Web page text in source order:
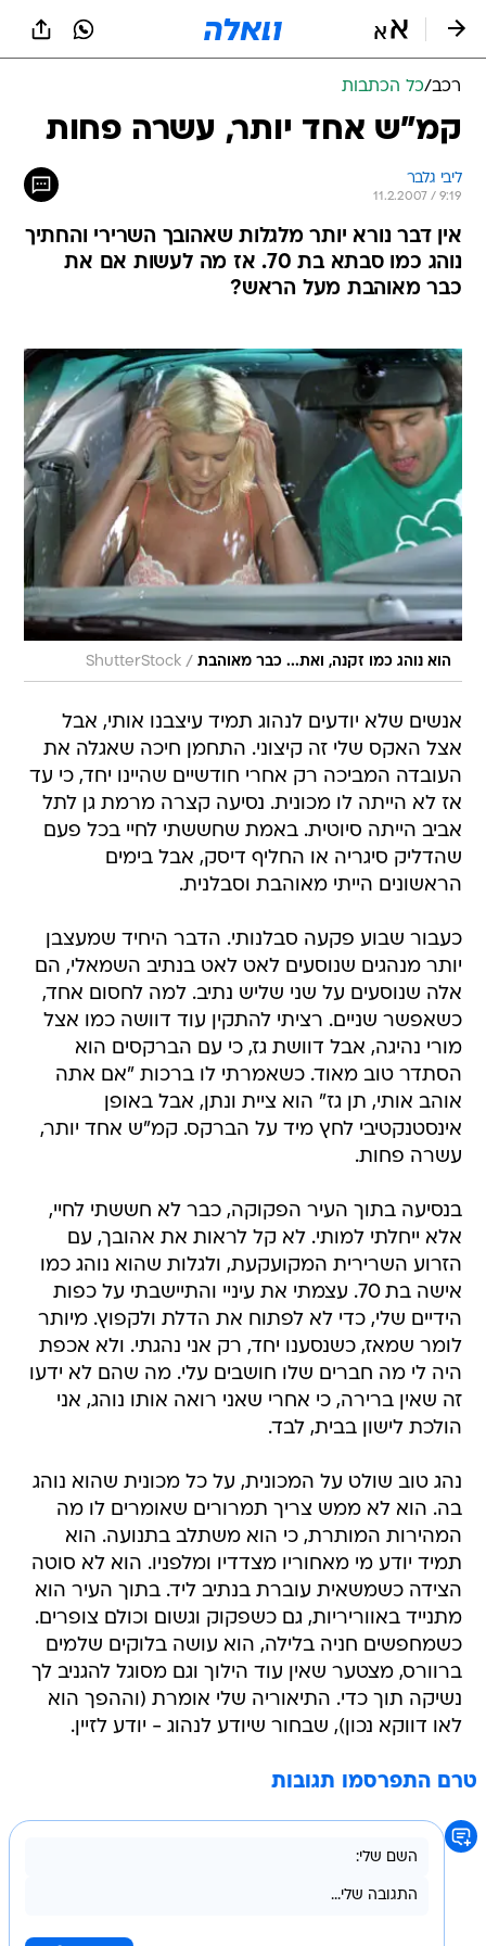
רכב/כל הכתבות
קמ"ש אחד יותר, עשרה פחות
ליבי גלבר
11.2.2007 / 9:19
אין דבר נורא יותר מלגלות שאהובך השרירי והחתיך
נוהג כמו סבתא בת 70. אז מה לעשות אם את
כבר מאוהבת מעל הראש?
הוא נוהג כמו זקנה, ואת... כבר מאוהבת /
ShutterStock
אנשים שלא יודעים לנהוג תמיד עיצבנו אותי, אבל
אצל האקס שלי זה קיצוני. התחמן חיכה שאגלה את
העובדה המביכה רק אחרי חודשיים שהיינו יחד, כי עד
אז לא הייתה לו מכונית. נסיעה קצרה מרמת גן לתל
אביב הייתה סיוטית. באמת שחששתי לחיי בכל פעם
שהדליק סיגריה או החליף דיסק, אבל בימים
הראשונים הייתי מאוהבת וסבלנית.
כעבור שבוע פקעה סבלנותי. הדבר היחיד שמעצבן
יותר מנהגים שנוסעים לאט לאט בנתיב השמאלי, הם
אלה שנוסעים על שני שליש נתיב. למה לחסום אחד,
כשאפשר שניים. רציתי להתקין עוד דוושה כמו אצל
מורי נהיגה, אבל דוושת גז, כי עם הברקסים הוא
הסתדר טוב מאוד. כשאמרתי לו ברכות "אם אתה
אוהב אותי, תן גז" הוא ציית ונתן, אבל באופן
אינסטנקטיבי לחץ מיד על הברקס. קמ"ש אחד יותר,
עשרה פחות.
בנסיעה בתוך העיר הפקוקה, כבר לא חששתי לחיי,
אלא ייחלתי למותי. לא קל לראות את אהובך, עם
הזרוע השרירית המקועקעת, ולגלות שהוא נוהג כמו
אישה בת 70. עצמתי את עיניי והתיישבתי על כפות
הידיים שלי, כדי לא לפתוח את הדלת ולקפוץ. מיותר
לומר שמאז, כשנסענו יחד, רק אני נהגתי. ולא אכפת
היה לי מה חברים שלו חושבים עלי. מה שהם לא ידעו
זה שאין ברירה, כי אחרי שאני רואה אותו נוהג, אני
הולכת לישון בבית, לבד.
נהג טוב שולט על המכונית, על כל מכונית שהוא נוהג
בה. הוא לא ממש צריך תמרורים שאומרים לו מה
המהירות המותרת, כי הוא משתלב בתנועה. הוא
תמיד יודע מי מאחוריו מצדדיו ומלפניו. הוא לא סוטה
הצידה כשמשאית עוברת בנתיב ליד. בתוך העיר הוא
מתנייד באווריריות, גם כשפקוק וגשום וכולם צופרים.
כשמחפשים חניה בלילה, הוא עושה בלוקים שלמים
ברוורס, מצטער שאין עוד הילוך וגם מסוגל להגניב לך
נשיקה תוך כדי. התיאוריה שלי אומרת (וההפך הוא
לאו דווקא נכון), שבחור שיודע לנהוג - יודע לזיין.
טרם התפרסמו תגובות